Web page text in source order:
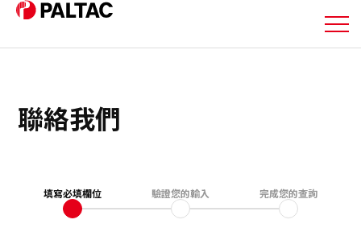
我們的業務
聯絡我們
填寫必填欄位 驗證您的輸入 完成您的查詢